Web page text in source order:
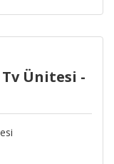
Ünitesi -